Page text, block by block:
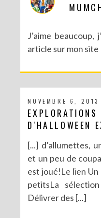
J’aime beaucoup,
article sur mon site
NOVEMBRE 6, 2013
EXPLORATIONS
D'HALLOWEEN
[...] d’allumettes,
et un peu de
est joué!Le lien
petitsLa
Délivrer des [...]